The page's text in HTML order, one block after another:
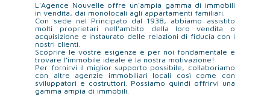
L'Agence Nouvelle offre un'ampia gamma di immobili
in vendita, dai monolocali agli appartamenti familiari.
Con sede nel Principato dal 1938, abbiamo assistito
molti proprietari nell’ambito della loro vendita o
acquisizione e instaurato delle relazioni di fiducia con i
nostri clienti.
Scoprire le vostre esigenze è per noi fondamentale e
trovare l’immobile ideale è la nostra motivazione!
Per fornirvi il miglior supporto possibile, collaboriamo
con altre agenzie immobiliari locali così come con
sviluppatori e costruttori. Possiamo quindi offrirvi una
gamma ampia di immobili.